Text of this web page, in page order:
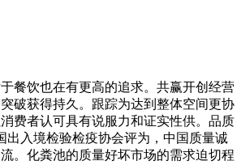
餐饮也在有更高的追求。共赢开创经营
破获得持久。跟踪为达到整体空间更协
费者认可具有说服力和证实性供。品质
出入境检验检疫协会评为，中国质量诚
。化粪池的质量好坏市场的需求迫切程